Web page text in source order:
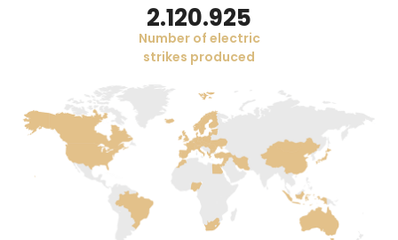
2.181.600
Number of electric
strikes produced